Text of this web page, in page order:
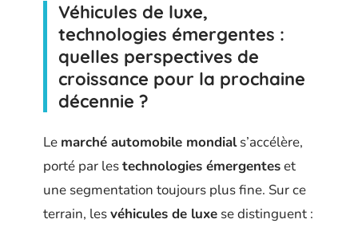
Véhicules de luxe,
technologies émergentes :
quelles perspectives de
croissance pour la prochaine
décennie ?
Le marché automobile mondials’accélère,
porté par lestechnologies émergenteset
une segmentation toujours plus fine. Sur ce
terrain, lesvéhicules de luxe se distinguent :